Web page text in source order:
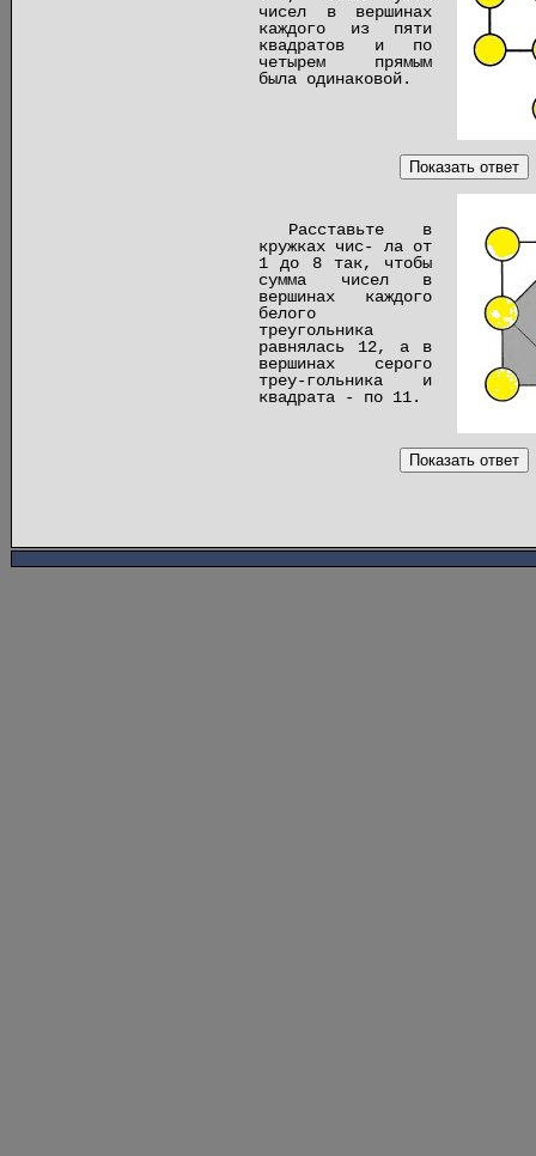
чисел в вершинах
каждого из пяти
квадратов и по
четырем прямым
была одинаковой.
Показать ответ
Расставьте в
кружках чис- ла от
1 до 8 так, чтобы
сумма чисел в
вершинах каждого
белого
треугольника
равнялась 12, а в
вершинах серого
треу-гольника и
квадрата - по 11.
Показать ответ